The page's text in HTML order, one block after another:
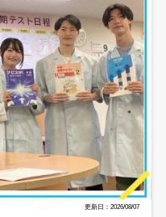
更新日：2026/08/07